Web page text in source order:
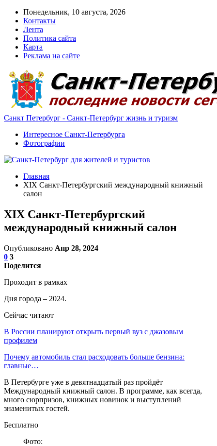
Понедельник, 10 августа, 2026
Контакты
Лента
Политика сайта
Карта
Реклама на сайте
Санкт Петербург - Санкт-Петербург жизнь и туризм
Интересное Санкт-Петербурга
Фотографии
Главная
XIX Санкт-Петербургский международный книжный
салон
XIX Санкт-Петербургский
международный книжный салон
Опубликовано Апр 28, 2024
0 3
Поделится
Проходит в рамках
Дня города – 2024.
Сейчас читают
В России планируют открыть первый вуз с джазовым
профилем
Почему автомобиль стал расходовать больше бензина:
главные…
В Петербурге уже в девятнадцатый раз пройдёт
Международный книжный салон. В программе, как всегда,
много сюрпризов, книжных новинок и выступлений
знаменитых гостей.
Бесплатно
Фото: